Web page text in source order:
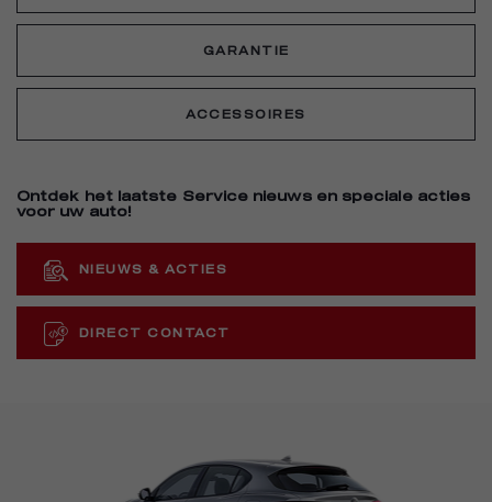
GARANTIE
ACCESSOIRES
Ontdek het laatste Service nieuws en speciale acties
voor uw auto!
NIEUWS & ACTIES
DIRECT CONTACT